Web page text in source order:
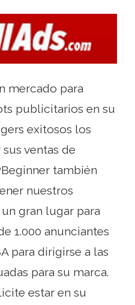
mercado para
publicitarios en su
exitosos los
ventas de
también
nuestros
gran lugar para
1.000 anunciantes
para dirigirse a las
para su marca.
estar en su